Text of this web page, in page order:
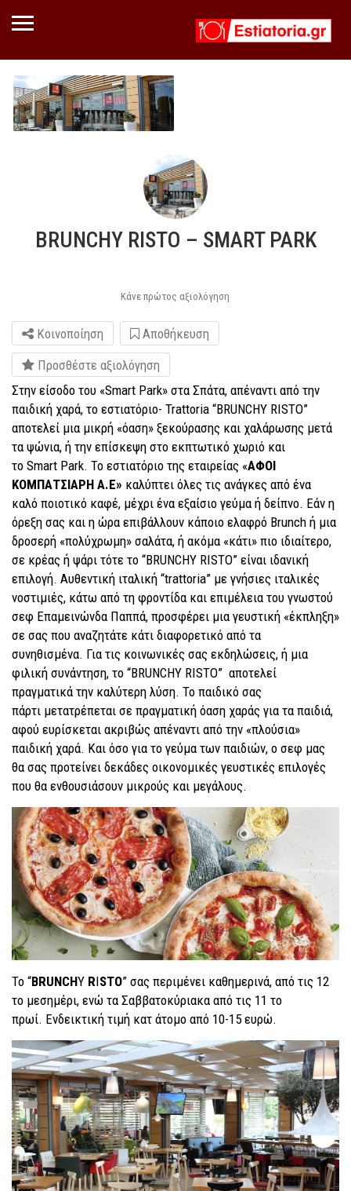
BRUNCHY RISTO – SMART PARK
Κάνε πρώτος αξιολόγηση
Κοινοποίηση
Αποθήκευση
Προσθέστε αξιολόγηση
Στην είσοδο του «Smart Park» στα Σπάτα, απέναντι από την
παιδική χαρά, το εστιατόριο- Trattoria “BRUNCHY RISTO”
αποτελεί μια μικρή «όαση» ξεκούρασης και χαλάρωσης μετά
τα ψώνια, ή την επίσκεψη στο εκπτωτικό χωριό και
το Smart Park. Το εστιατόριο της εταιρείας «ΑΦΟΙ
ΚΟΜΠΑΤΣΙΑΡΗ Α.Ε» καλύπτει όλες τις ανάγκες από ένα
καλό ποιοτικό καφέ, μέχρι ένα εξαίσιο γεύμα ή δείπνο. Εάν η
όρεξη σας και η ώρα επιβάλλουν κάποιο ελαφρό Brunch ή μια
δροσερή «πολύχρωμη» σαλάτα, ή ακόμα «κάτι» πιο ιδιαίτερο,
σε κρέας ή ψάρι τότε το “BRUNCHY RISTO” είναι ιδανική
επιλογή. Αυθεντική ιταλική “trattoria” με γνήσιες ιταλικές
νοστιμιές, κάτω από τη φροντίδα και επιμέλεια του γνωστού
σεφ Επαμεινώνδα Παππά, προσφέρει μια γευστική «έκπληξη»
σε σας που αναζητάτε κάτι διαφορετικό από τα
συνηθισμένα. Για τις κοινωνικές σας εκδηλώσεις, ή μια
φιλική συνάντηση, το “BRUNCHY RISTO” αποτελεί
πραγματικά την καλύτερη λύση. Το παιδικό σας
πάρτι μετατρέπεται σε πραγματική όαση χαράς για τα παιδιά,
αφού ευρίσκεται ακριβώς απέναντι από την «πλούσια»
παιδική χαρά. Και όσο για το γεύμα των παιδιών, ο σεφ μας
θα σας προτείνει δεκάδες οικονομικές γευστικές επιλογές
που θα ενθουσιάσουν μικρούς και μεγάλους.
Το “BRUNCHY RISTO” σας περιμένει καθημερινά, από τις 12
το μεσημέρι, ενώ τα Σαββατοκύριακα από τις 11 το
πρωί. Ενδεικτική τιμή κατ άτομο από 10-15 ευρώ.